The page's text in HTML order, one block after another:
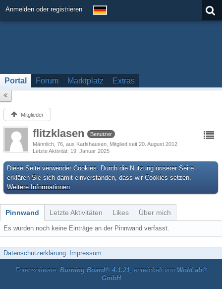
Anmelden oder registrieren
Portal Forum Marktplatz Extras
Mitglieder
flitzklasen
Benutzer
Männlich 76 aus Karlshausen Mitglied seit 20. August 2012
Letzte Aktivität 19. Januar 2025
Diese Seite verwendet Cookies. Durch die Nutzung unserer Seite
erklären Sie sich damit einverstanden, dass wir Cookies setzen.
Weitere Informationen
Pinnwand Letzte Aktivitäten Likes Über mich
Es wurden noch keine Einträge an der Pinnwand verfasst.
Datenschutzerklärung Impressum
Forensoftware: Burning Board® 4.1.21, entwickelt von WoltLab®
GmbH